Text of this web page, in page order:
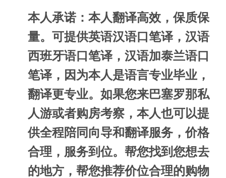
本人承诺：本人翻译高效，保质保
量。可提供英语汉语口笔译，汉语
西班牙语口笔译，汉语加泰兰语口
笔译，因为本人是语言专业毕业，
翻译更专业。如果您来巴塞罗那私
人游或者购房考察，本人也可以提
供全程陪同向导和翻译服务，价格
合理，服务到位。帮您找到您想去
的地方，帮您推荐价位合理的购物